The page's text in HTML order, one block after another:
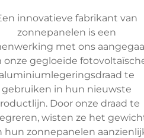
innovatieve fabrikant van
zonnepanelen is een
met ons
onze gegloeide
aluminiumlegeringsdraad te
gebruiken in hun nieuwste
Door onze draad te
wisten ze het
hun zonnepanelen